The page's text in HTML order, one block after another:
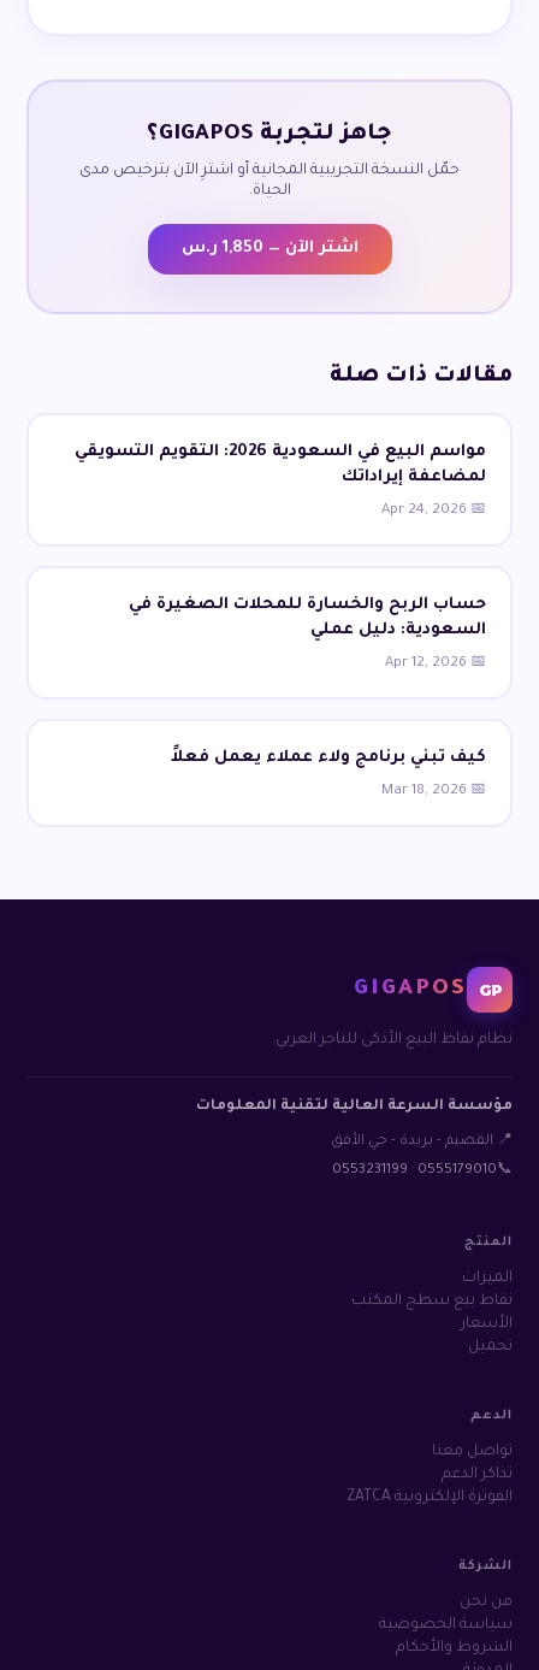
جاهز لتجربة GIGAPOS؟
حمّل النسخة التجريبية المجانية أو اشترِ الآن بترخيص مدى
الحياة.
اشتر الآن — 1,850 ر.س
مقالات ذات صلة
مواسم البيع في السعودية 2026: التقويم التسويقي
لمضاعفة إيراداتك
📅 Apr 24, 2026
حساب الربح والخسارة للمحلات الصغيرة في
السعودية: دليل عملي
📅 Apr 12, 2026
كيف تبني برنامج ولاء عملاء يعمل فعلاً
📅 Mar 18, 2026
GP
GIGAPOS
نظام نقاط البيع الأذكى للتاجر العربي.
مؤسسة السرعة العالية لتقنية المعلومات
📍 القصيم - بريدة - حي الأفق
📞
0555179010
·
0553231199
المنتج
الميزات
نقاط بيع سطح المكتب
الأسعار
تحميل
الدعم
تواصل معنا
تذاكر الدعم
الفوترة الإلكترونية ZATCA
الشركة
من نحن
سياسة الخصوصية
الشروط والأحكام